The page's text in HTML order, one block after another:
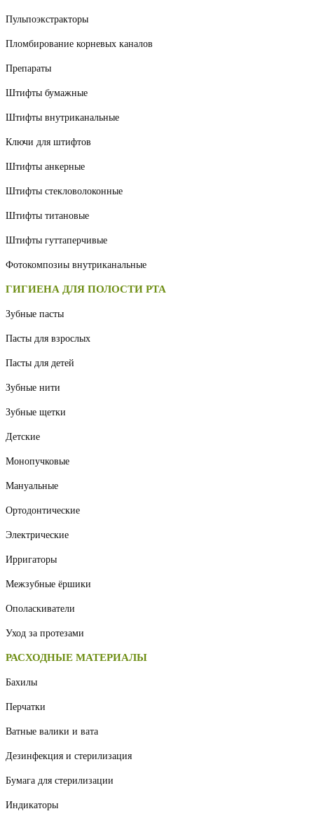
Пульпоэкстракторы
Пломбирование корневых каналов
Препараты
Штифты бумажные
Штифты внутриканальные
Ключи для штифтов
Штифты анкерные
Штифты стекловолоконные
Штифты титановые
Штифты гуттаперчивые
Фотокомпозиы внутриканальные
ГИГИЕНА ДЛЯ ПОЛОСТИ РТА
Зубные пасты
Пасты для взрослых
Пасты для детей
Зубные нити
Зубные щетки
Детские
Монопучковые
Мануальные
Ортодонтические
Электрические
Ирригаторы
Межзубные ёршики
Ополаскиватели
Уход за протезами
РАСХОДНЫЕ МАТЕРИАЛЫ
Бахилы
Перчатки
Ватные валики и вата
Дезинфекция и стерилизация
Бумага для стерилизации
Индикаторы